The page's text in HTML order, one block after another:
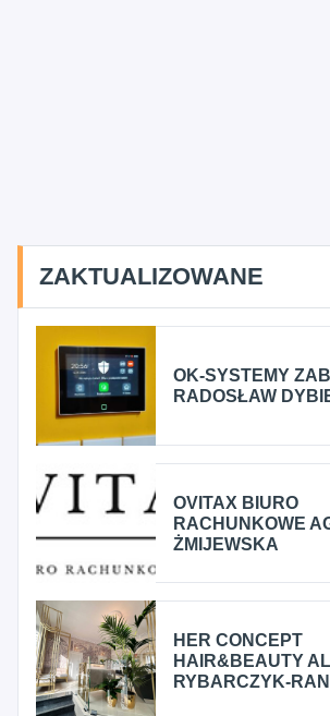
ZAKTUALIZOWANE
OK-SYSTEMY
RADOSŁAW
OVITAX BIURO
RACHUNKOWE
ŻMIJEWSKA
HER CONCEPT
HAIR&BEAUTY
RYBARCZYK-